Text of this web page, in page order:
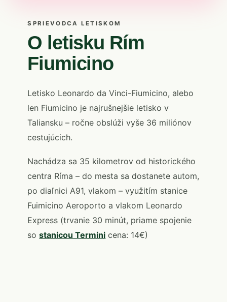
SPRIEVODCA LETISKOM
O letisku Rím
Fiumicino
Letisko Leonardo da Vinci-Fiumicino, alebo
len Fiumicino je najrušnejšie letisko v
Taliansku – ročne obslúži vyše 36 miliónov
cestujúcich.
Nachádza sa 35 kilometrov od historického
centra Ríma – do mesta sa dostanete autom,
po diaľnici A91, vlakom – využitím stanice
Fuimicino Aeroporto a vlakom Leonardo
Express (trvanie 30 minút, priame spojenie
sostanicou Termini cena: 14€)